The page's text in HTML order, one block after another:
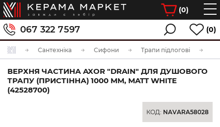
(0)
067 322 7597 (0)
Сантехніка Сифони Трапи підлогові
ВЕРХНЯ ЧАСТИНА AXOR "DRAIN" ДЛЯ ДУШОВОГО
ТРАПУ (ПРИСТІННА) 1000 ММ, MATT WHITE
(42528700)
КОД: NAVARA58028